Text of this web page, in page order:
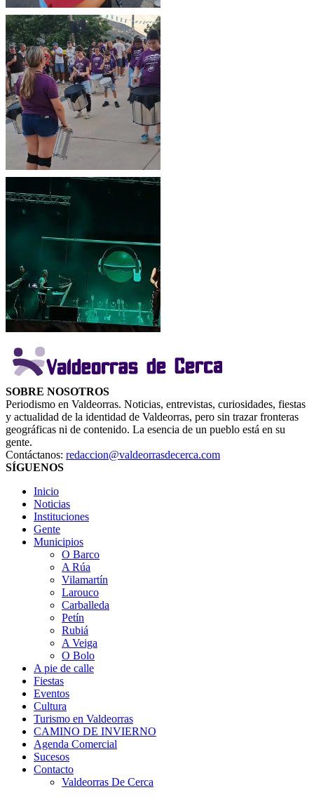
SOBRE NOSOTROS
Periodismo en Valdeorras. Noticias, entrevistas, curiosidades, fiestas
y actualidad de la identidad de Valdeorras, pero sin trazar fronteras
geográficas ni de contenido. La esencia de un pueblo está en su
gente.
Contáctanos: redaccion@valdeorrasdecerca.com
SÍGUENOS
Inicio
Noticias
Instituciones
Gente
Municipios
O Barco
A Rúa
Vilamartín
Larouco
Carballeda
Petín
Rubiá
A Veiga
O Bolo
A pie de calle
Fiestas
Eventos
Cultura
Turismo en Valdeorras
CAMINO DE INVIERNO
Agenda Comercial
Sucesos
Contacto
Valdeorras De Cerca